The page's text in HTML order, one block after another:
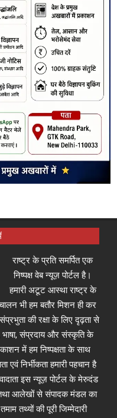
राष्ट्र के प्रति समर्पित एक
निष्पक्ष वेब न्यूज़ पोर्टल है।
हमारी अटूट आस्था राष्ट्र के
भी हम बतौर मिशन ही कर
की रक्षा के लिए दृढ़ता से
भाषा, संप्रदाय और संस्कृति के
में हम निष्पक्षता के साथ
एवं निर्भीकता हमारी पहचान है
इस न्यूज़ पोर्टल के मेरुदंड
तथा आलेखों से संपादक मंडल का
तथ्यों की पूरी जिम्मेदारी